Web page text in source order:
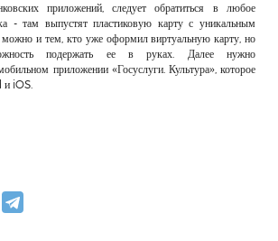
приложений, следует обратиться в любое
- там выпустят пластиковую карту с уникальным
можно и тем, кто уже оформил виртуальную карту, но
подержать ее в руках. Далее нужно
приложении «Госуслуги. Культура», которое
и iOS.